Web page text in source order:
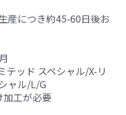
につき約45-60日後お
テッド スペシャル/X-リ
ャル/L/G
工が必要